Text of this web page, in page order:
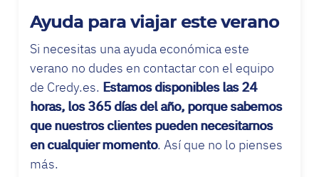
Ayuda para viajar este verano
Si necesitas una ayuda económica este
verano no dudes en contactar con el equipo
de Credy.es. Estamos disponibles las 24
horas, los 365 días del año, porque sabemos
que nuestros clientes pueden necesitarnos
en cualquier momento. Así que no lo pienses
más.